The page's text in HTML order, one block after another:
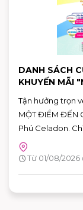
DANH SÁCH
KHUYẾN MÃI
Tận hưởng trọn
MỘT ĐIỂM ĐẾN
Phú Celadon.
hàng tham gia,
khu ẩm thực
Từ 01/08/2026